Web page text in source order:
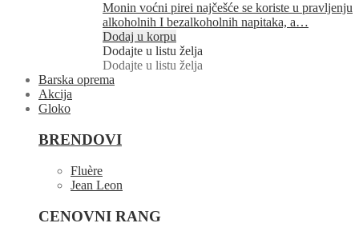
Monin voćni pirei najčešće se koriste u pravljenju
alkoholnih I bezalkoholnih napitaka, a…
Dodaj u korpu
Dodajte u listu želja
Dodajte u listu želja
Barska oprema
Akcija
Gloko
BRENDOVI
Fluère
Jean Leon
CENOVNI RANG